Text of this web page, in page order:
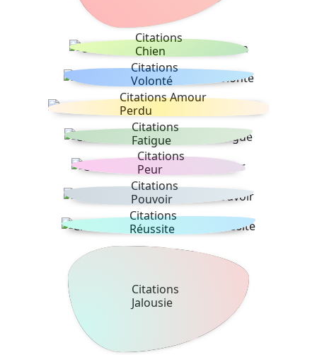
Citations
Chien
Citations
Volonté
Citations Amour
Perdu
Citations
Fatigue
Citations
Peur
Citations
Pouvoir
Citations
Réussite
Citations
Jalousie